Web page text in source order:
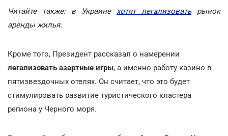
Читайте также: в Украине хотят легализоватьрынок
аренды жилья.
Кроме того, Президент рассказал о намерении
легализовать азартные игры, а именно работу казино в
пятизвездочных отелях. Он считает, что это будет
стимулировать развитие туристического кластера
региона у Черного моря.